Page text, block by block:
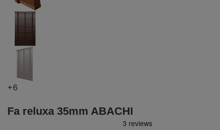
+6
Fa reluxa 35mm ABACHI